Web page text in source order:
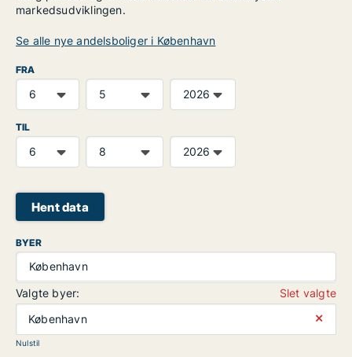
markedsudviklingen.
Se alle nye andelsboliger i København
FRA
TIL
Hent data
BYER
København
Valgte byer:
Slet valgte
København
⨯
Nulstil